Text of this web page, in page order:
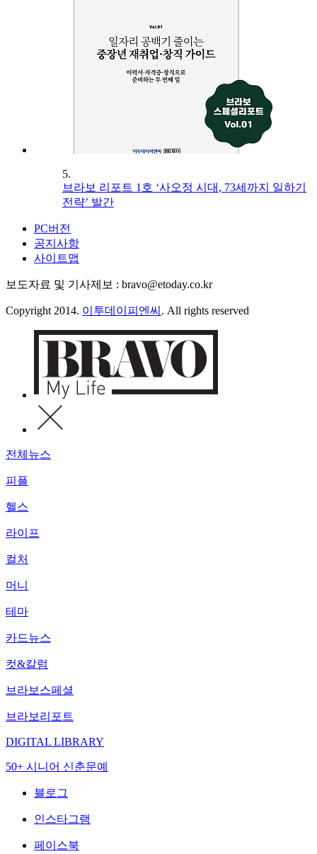
5.
브라보 리포트 1호 ‘사오정 시대, 73세까지 일하기
전략’ 발간
PC버전
공지사항
사이트맵
보도자료 및 기사제보 : bravo@etoday.co.kr
Copyright 2014. 이투데이피엔씨 . All rights reserved
전체뉴스
피플
헬스
라이프
컬처
머니
테마
카드뉴스
컷&칼럼
브라보스페셜
브라보리포트
DIGITAL LIBRARY
50+ 시니어 신춘문예
블로그
인스타그램
페이스북